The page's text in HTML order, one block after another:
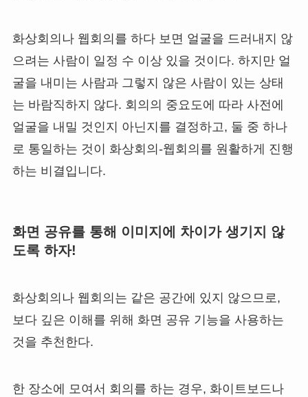
화상회의나 웹회의를 하다 보면 얼굴을 드러내지 않
으려는 사람이 일정 수 이상 있을 것이다. 하지만 얼
굴을 내미는 사람과 그렇지 않은 사람이 있는 상태
는 바람직하지 않다. 회의의 중요도에 따라 사전에
얼굴을 내밀 것인지 아닌지를 결정하고, 둘 중 하나
로 통일하는 것이 화상회의-웹회의를 원활하게 진행
하는 비결입니다.
화면 공유를 통해 이미지에 차이가 생기지 않
도록 하자!
화상회의나 웹회의는 같은 공간에 있지 않으므로,
보다 깊은 이해를 위해 화면 공유 기능을 사용하는
것을 추천한다.
한 장소에 모여서 회의를 하는 경우, 화이트보드나